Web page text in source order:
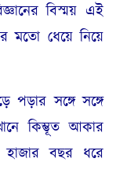
বিস্ময় এই
মতো ধেয়ে নিয়ে
পড়ার সঙ্গে সঙ্গে
কিম্ভূত আকার
বছর ধরে